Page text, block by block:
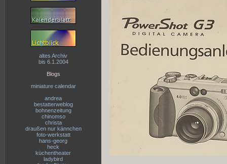
altes Archiv
bis 6.1.2004
Blogs
miniature calendar
andrea
bestatterweblog
bohnenzeitung
chinomso
christa
draußen nur kännchen
foto-werkstatt
hans-georg
heck
küchentheater
ladybird